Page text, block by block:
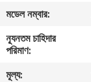
সম্পর্কে
কারখানা
ভ্রমণ
মডেল নম্বার:
ন্যূনতম চাহিদার
পরিমাণ:
মূল্য: